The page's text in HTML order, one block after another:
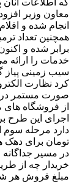
انجام شده و
همچنین تعداد
خدمات را ارائه
سیب زمینی پیاز
کرد نظارت
از فروشگاه
اجرای این طرح
تومان برای دهک
در مسیر جداگانه
خریدار چه از
مبلغ فروش هر